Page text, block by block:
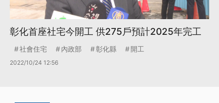
彰化首座社宅今開工 供275戶預計2025年完工
社會住宅 內政部 彰化縣 開工
2022/10/24 12:56